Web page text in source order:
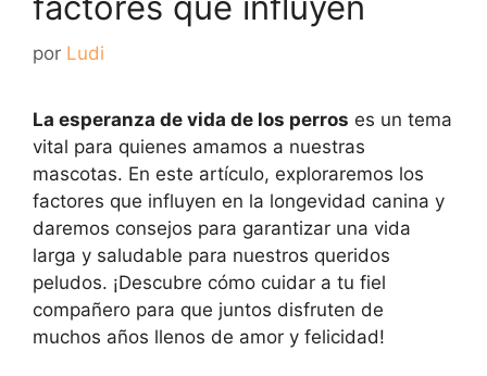
por Ludi
La esperanza de vida de los perros es un tema
vital para quienes amamos a nuestras
mascotas. En este artículo, exploraremos los
factores que influyen en la longevidad canina y
daremos consejos para garantizar una vida
larga y saludable para nuestros queridos
peludos. ¡Descubre cómo cuidar a tu fiel
compañero para que juntos disfruten de
muchos años llenos de amor y felicidad!